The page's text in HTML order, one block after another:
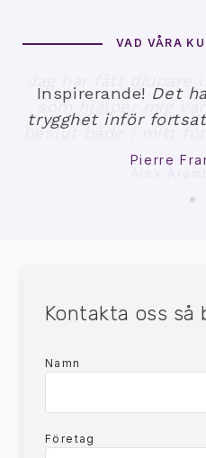
VAD VÅRA
Inspirerande! Det
trygghet inför
Pierre
Kontakta oss så
Namn
Företag